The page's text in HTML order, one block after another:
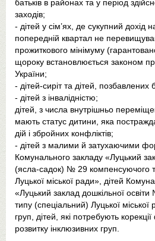
батьків в районах та у період
заходів;
- дітей у сім’ях, де сукупний дохід
попередній квартал не
прожиткового мінімуму
щороку встановлюється законом
України;
- дітей-сиріт та дітей, позбавлених
- дітей з інвалідністю;
дітей, з числа внутрішньо
мають статус дитини, яка
дій і збройних конфліктів;
- дітей з малими й затухаючими
Комунального закладу «Луцький
(ясла-садок) № 29 компенсуючого
Луцької міської ради», дітей
«Луцький заклад дошкільної
типу (спеціальний) Луцької міської
груп, дітей, які потребують
розвитку інклюзивних груп.